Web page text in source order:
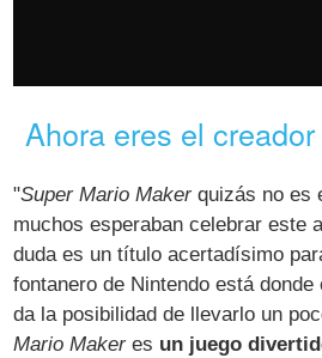
Ahora eres el
"Super Mario Makerquizás no es
muchos esperaban celebrar este
duda es un título acertadísimo
fontanero de Nintendo está
da la posibilidad de llevarlo un
Mario Makeres un juego